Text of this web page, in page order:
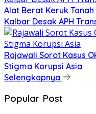
Alat Berat Keruk
Kalbar Desak APH
Rajawali Sorot Kasus
Stigma Korupsi Asia
Selengkapnya
Popular Post